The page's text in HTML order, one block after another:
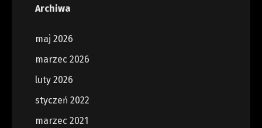
Archiwa
maj 2026
marzec 2026
luty 2026
styczeń 2022
marzec 2021